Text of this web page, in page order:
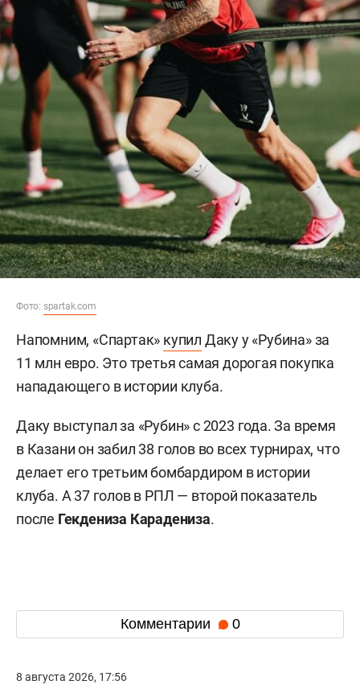
Фото: spartak.com
Напомним, «Спартак» купил Даку у «Рубина» за
11 млн евро. Это третья самая дорогая покупка
нападающего в истории клуба.
Даку выступал за «Рубин» с 2023 года. За время
в Казани он забил 38 голов во всех турнирах, что
делает его третьим бомбардиром в истории
клуба. А 37 голов в РПЛ — второй показатель
после Гекдениза Карадениза.
Комментарии 0
8 августа 2026, 17:56